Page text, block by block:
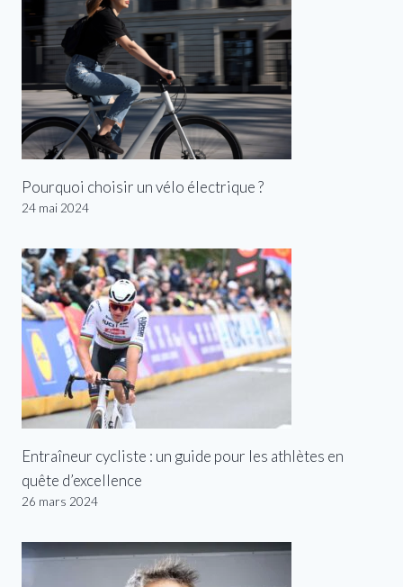
Pourquoi choisir un vélo électrique ?
24 mai 2024
Entraîneur cycliste : un guide pour les athlètes en
quête d’excellence
26 mars 2024